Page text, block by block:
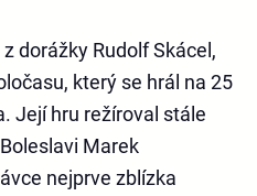
dorážky Rudolf Skácel,
který se hrál na 25
Její hru režíroval stále
Marek
nejprve zblízka